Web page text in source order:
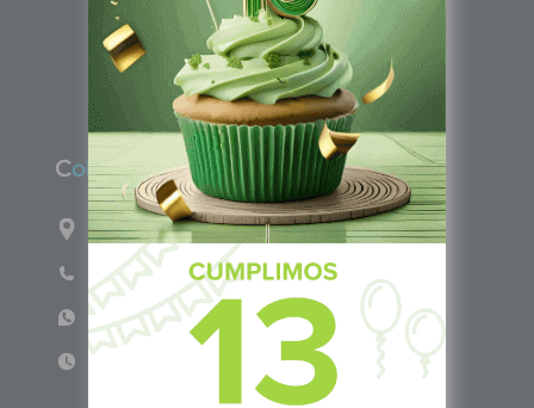
Colombia
Carrera 71G #117-67 INT 3 OFI 701
Teléfono: (601) 522 3869
WhatsApp: +57 317 4651554
Lun - Vie 8:00am - 5:00pm